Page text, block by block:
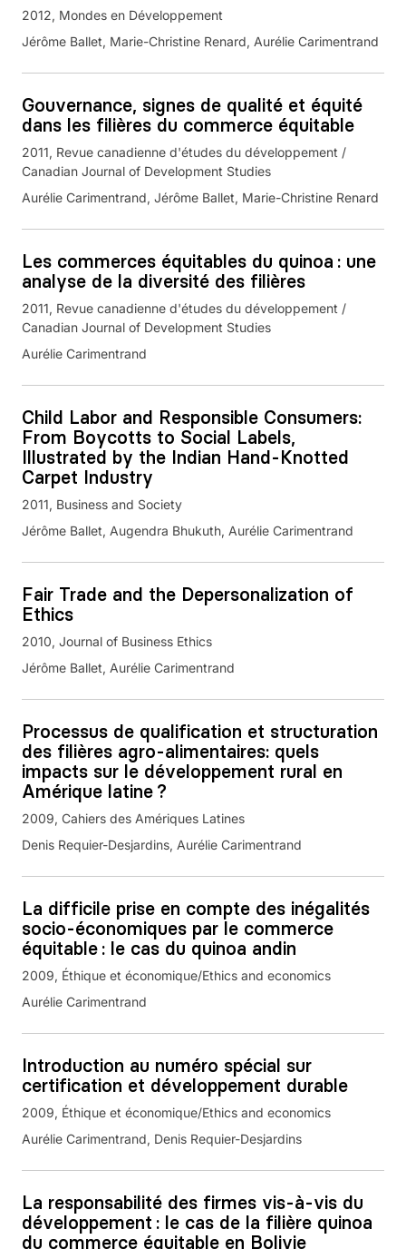
2012 Mondes en Développement
Jérôme Ballet, Marie-Christine Renard, Aurélie Carimentrand
Gouvernance, signes de qualité et équité
dans les filières du commerce équitable
2011 Revue canadienne d'études du développement /
Canadian Journal of Development Studies
Aurélie Carimentrand, Jérôme Ballet, Marie-Christine Renard
Les commerces équitables du quinoa : une
analyse de la diversité des filières
2011 Revue canadienne d'études du développement /
Canadian Journal of Development Studies
Aurélie Carimentrand
Child Labor and Responsible Consumers:
From Boycotts to Social Labels,
Illustrated by the Indian Hand-Knotted
Carpet Industry
2011 Business and Society
Jérôme Ballet, Augendra Bhukuth, Aurélie Carimentrand
Fair Trade and the Depersonalization of
Ethics
2010 Journal of Business Ethics
Jérôme Ballet, Aurélie Carimentrand
Processus de qualification et structuration
des filières agro-alimentaires: quels
impacts sur le développement rural en
Amérique latine ?
2009 Cahiers des Amériques Latines
Denis Requier-Desjardins, Aurélie Carimentrand
La difficile prise en compte des inégalités
socio-économiques par le commerce
équitable : le cas du quinoa andin
2009 Éthique et économique/Ethics and economics
Aurélie Carimentrand
Introduction au numéro spécial sur
certification et développement durable
2009 Éthique et économique/Ethics and economics
Aurélie Carimentrand, Denis Requier-Desjardins
La responsabilité des firmes vis-à-vis du
développement : le cas de la filière quinoa
du commerce équitable en Bolivie